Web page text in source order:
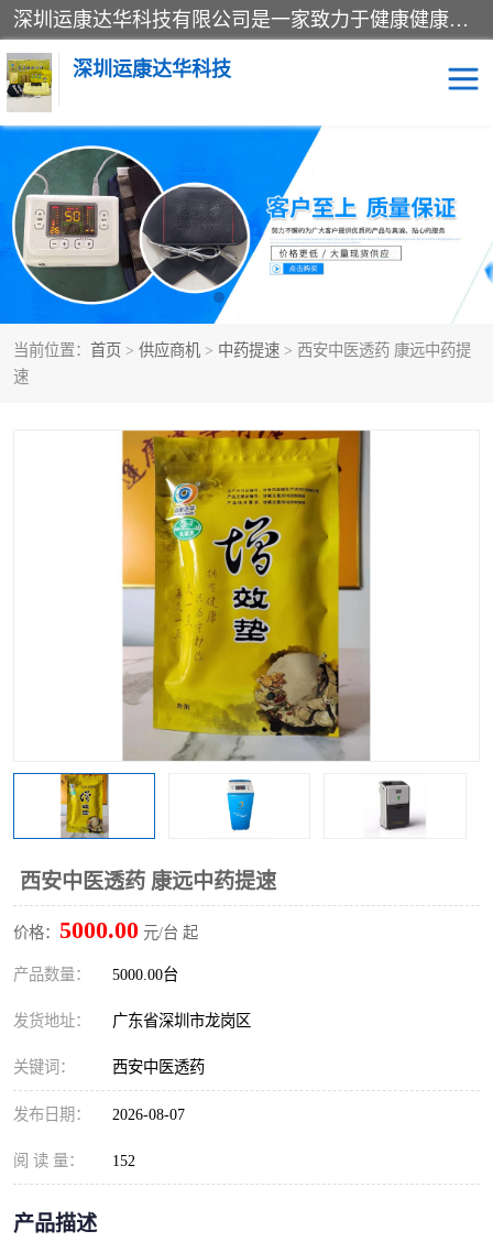
深圳运康达华科技有限公司是一家致力于健康健康产业的现代化企业，已经走过了15个春秋，开创了中医外用发展的新未来，是专业从事中医医疗仪器的研发、生产、销售、服务为一体的子公司，在医疗器械的设计、开发和生产方面率先引进国际先进技术和好的科技人员，先后开发出了场效应治疗仪、多功能治疗仪、颈椎治疗仪、腰椎治疗仪、增效垫等多个系列。
深圳运康达华科技
当前位置： 首页 > 供应商机 > 中药提速 > 西安中医透药 康远中药提
速
西安中医透药 康远中药提速
价格： 5000.00 元/台 起
产品数量： 5000.00台
发货地址： 广东省深圳市龙岗区
关键词： 西安中医透药
发布日期： 2026-08-07
阅 读 量： 152
产品描述
多功能治疗仪 中药提速
中低频治疗仪 脉冲治疗仪
**腺治疗仪